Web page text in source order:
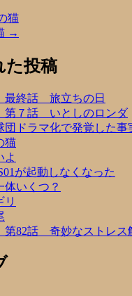
猫
→
た投稿
最終話 旅立ちの日
第７話 いとしのロンダ
団ドラマ化で発覚した事
猫
よ
が起動しなくなった
体いくつ？
リ
第82話 奇妙なストレス